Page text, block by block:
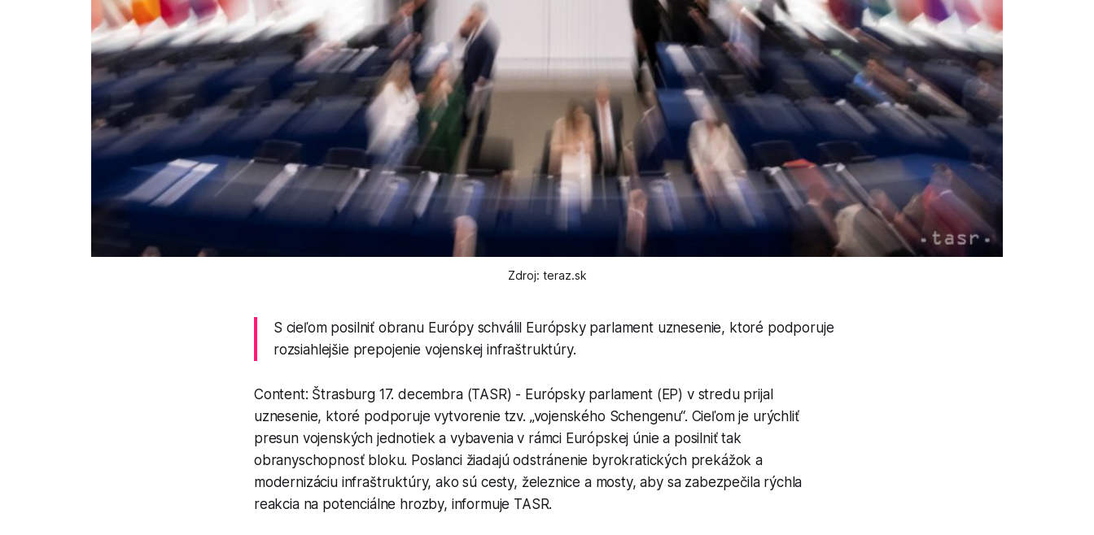
Zdroj: teraz.sk
S cieľom posilniť obranu Európy schválil Európsky parlament uznesenie, ktoré podporuje
rozsiahlejšie prepojenie vojenskej infraštruktúry.
Content: Štrasburg 17. decembra (TASR) - Európsky parlament (EP) v stredu prijal
uznesenie, ktoré podporuje vytvorenie tzv. „vojenského Schengenu“. Cieľom je urýchliť
presun vojenských jednotiek a vybavenia v rámci Európskej únie a posilniť tak
obranyschopnosť bloku. Poslanci žiadajú odstránenie byrokratických prekážok a
modernizáciu infraštruktúry, ako sú cesty, železnice a mosty, aby sa zabezpečila rýchla
reakcia na potenciálne hrozby, informuje TASR.